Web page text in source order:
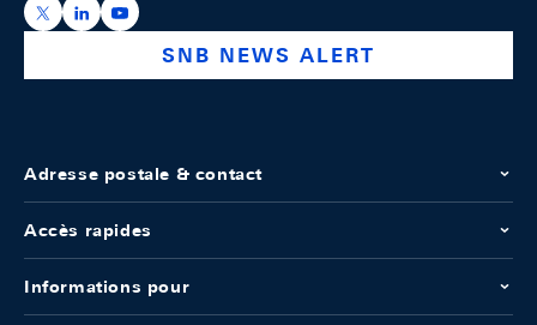
https://x.com/snb_bns
https://ch.linkedin.com/company/swiss-national-
https://www.youtube.com/@swissnationalbank
SNB NEWS ALERT
Adresse postale & contact
Accès rapides
Informations pour